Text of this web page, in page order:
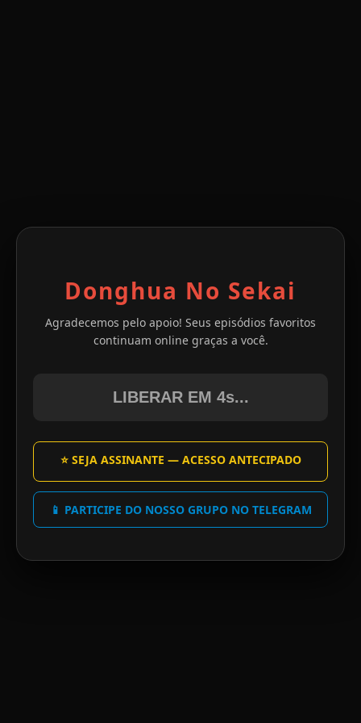
Donghua No Sekai
Agradecemos pelo apoio! Seus episódios favoritos
continuam online graças a você.
LIBERAR EM 4s...
⭐ SEJA ASSINANTE — ACESSO ANTECIPADO
📱 PARTICIPE DO NOSSO GRUPO NO TELEGRAM